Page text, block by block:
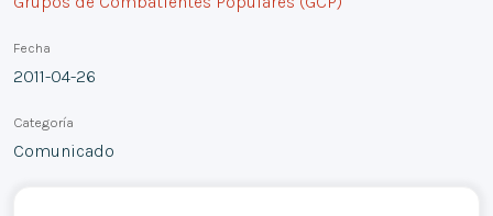
Fecha
2011-04-26
Categoría
Comunicado